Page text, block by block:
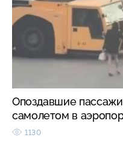
Опоздавшие
самолетом в
1130